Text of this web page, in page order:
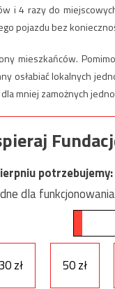
i 4 razy do
pojazdu bez
mieszkańców.
osłabiać lokalnych
mniej zamożnych
potrzebujemy:
dla
30 zł 50 zł